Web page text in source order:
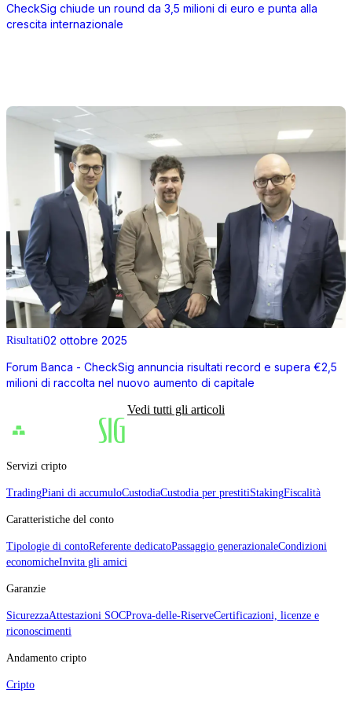
CheckSig chiude un round da 3,5 milioni di euro e punta alla
crescita internazionale
Risultati02 ottobre 2025
Forum Banca - CheckSig annuncia risultati record e supera €2,5
milioni di raccolta nel nuovo aumento di capitale
Vedi tutti gli articoli
Servizi cripto
TradingPiani di accumuloCustodiaCustodia per prestitiStakingFiscalità
Caratteristiche del conto
Tipologie di contoReferente dedicatoPassaggio generazionaleCondizioni
economicheInvita gli amici
Garanzie
SicurezzaAttestazioni SOCProva‑delle‑RiserveCertificazioni, licenze e
riconoscimenti
Andamento cripto
Cripto